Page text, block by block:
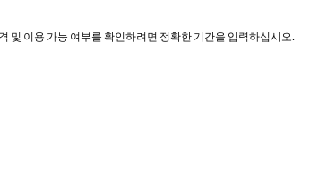
및 이용 가능 여부를 확인하려면 정확한 기간을 입력하십시오.